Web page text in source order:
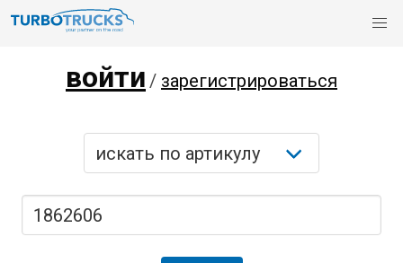
войти / зарегистрироваться